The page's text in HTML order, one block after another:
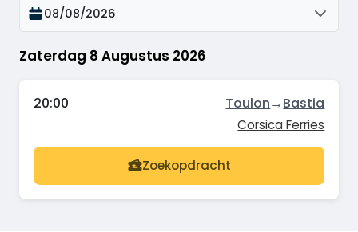
Zaterdag 8 Augustus 2026
08/08/2026
20:00 Toulon→Bastia
Corsica Ferries
Zoekopdracht